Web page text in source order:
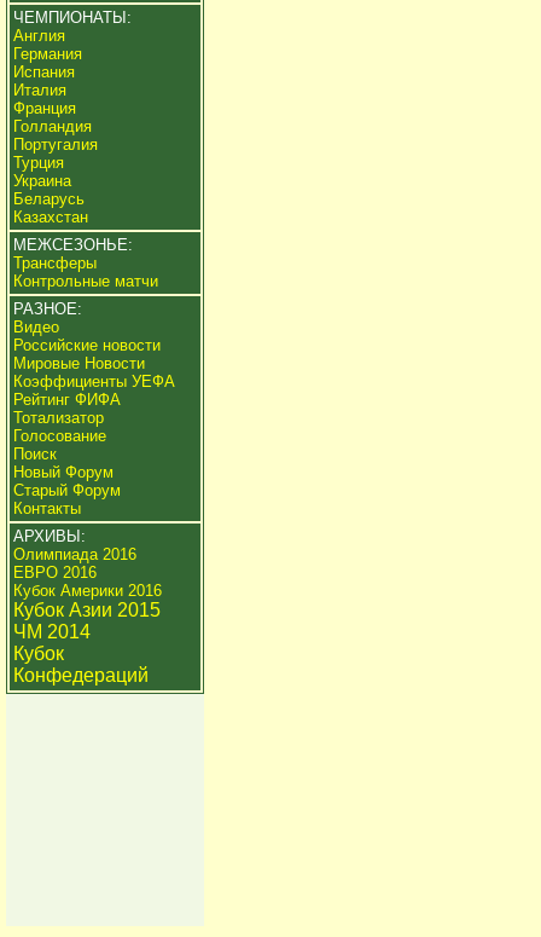
ЧЕМПИОНАТЫ:
Англия
Германия
Испания
Италия
Франция
Голландия
Португалия
Турция
Украина
Беларусь
Казахстан
МЕЖСЕЗОНЬЕ:
Трансферы
Контрольные матчи
РАЗНОЕ:
Видео
Российские новости
Мировые Новости
Коэффициенты УЕФА
Рейтинг ФИФА
Тотализатор
Голосование
Поиск
Новый Форум
Старый Форум
Контакты
АРХИВЫ:
Олимпиада 2016
ЕВРО 2016
Кубок Америки 2016
Кубок Азии 2015
ЧМ 2014
Кубок
Конфедераций